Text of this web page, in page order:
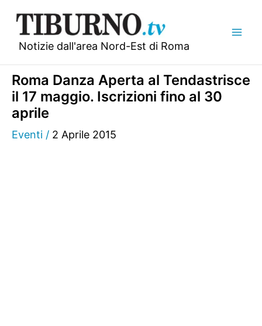
contenuto
Notizie dall'area Nord-Est di Roma
Roma Danza Aperta al Tendastrisce
il 17 maggio. Iscrizioni fino al 30
aprile
Eventi / 2 Aprile 2015